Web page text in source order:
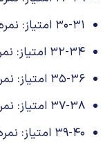
۳۰-۳۱ امتیاز: نمره ۷٫۰
۳۲-۳۴ امتیاز: نمره ۷٫۵
۳۵-۳۶ امتیاز: نمره ۸٫۰
۳۷-۳۸ امتیاز: نمره ۸٫۵
۳۹-۴۰ امتیاز: نمره ۹٫۰